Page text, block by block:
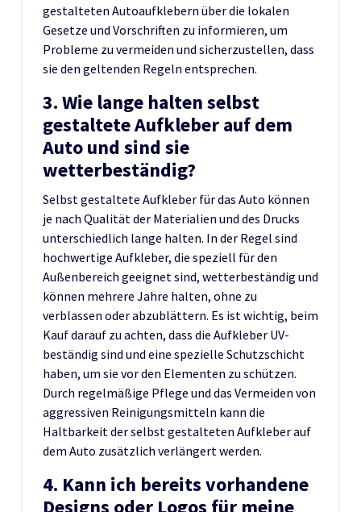
gestalteten Autoaufklebern über die lokalen
Gesetze und Vorschriften zu informieren, um
Probleme zu vermeiden und sicherzustellen, dass
sie den geltenden Regeln entsprechen.
3. Wie lange halten selbst
gestaltete Aufkleber auf dem
Auto und sind sie
wetterbeständig?
Selbst gestaltete Aufkleber für das Auto können
je nach Qualität der Materialien und des Drucks
unterschiedlich lange halten. In der Regel sind
hochwertige Aufkleber, die speziell für den
Außenbereich geeignet sind, wetterbeständig und
können mehrere Jahre halten, ohne zu
verblassen oder abzublättern. Es ist wichtig, beim
Kauf darauf zu achten, dass die Aufkleber UV-
beständig sind und eine spezielle Schutzschicht
haben, um sie vor den Elementen zu schützen.
Durch regelmäßige Pflege und das Vermeiden von
aggressiven Reinigungsmitteln kann die
Haltbarkeit der selbst gestalteten Aufkleber auf
dem Auto zusätzlich verlängert werden.
4. Kann ich bereits vorhandene
Designs oder Logos für meine